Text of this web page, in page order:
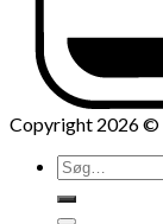
Copyright 2026 ©
Søg
efter: